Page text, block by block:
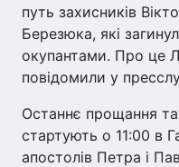
путь захисників
Березюка, які
окупантами. Про це
повідомили у
Останнє прощання
стартують о 11:00 в
апостолів Петра і